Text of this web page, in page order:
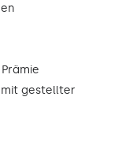
mit gestellter